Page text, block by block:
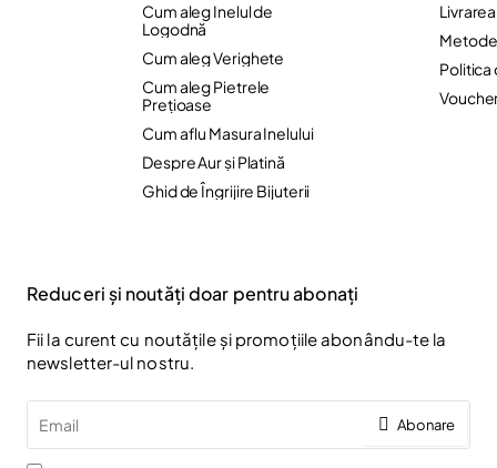
Cum aleg Inelul de
Logodnă
Cum aleg Verighete
Cum aleg Pietrele
Preţioase
Cum aflu Masura Inelului
Despre Aur și Platină
Ghid de Îngrijire Bijuterii
Politica
Reduceri și noutăți doar pentru abonați
Fii la curent cu noutățile și promoțiile abonându-te la
newsletter-ul nostru.
Abonare